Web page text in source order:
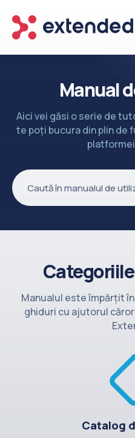
Vanzari și clienti
Marketing și
Integrări
Setări
Înapoi la site
Contact
Manual
Aici vei găsi o serie de
te poți bucura din plin de
Manualul este împărțit
ghiduri cu ajutorul
Catalog